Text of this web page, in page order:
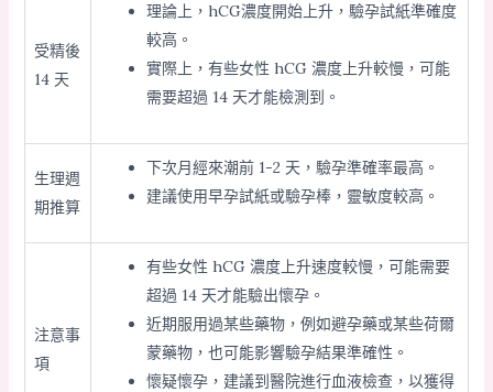
受精後
14 天
理論上，hCG濃度開始上升，驗孕試紙準確度
較高。
實際上，有些女性 hCG 濃度上升較慢，可能
需要超過 14 天才能檢測到。
生理週
期推算
下次月經來潮前 1-2 天，驗孕準確率最高。
建議使用早孕試紙或驗孕棒，靈敏度較高。
注意事
項
有些女性 hCG 濃度上升速度較慢，可能需要
超過 14 天才能驗出懷孕。
近期服用過某些藥物，例如避孕藥或某些荷爾
蒙藥物，也可能影響驗孕結果準確性。
懷疑懷孕，建議到醫院進行血液檢查，以獲得